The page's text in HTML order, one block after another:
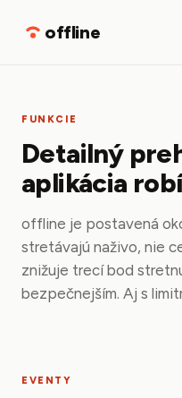
offline
FUNKCIE
Detailný
aplikácia
offline je postavená
stretávajú naživo, nie
znižuje trecí bod
bezpečnejším. Aj s
EVENTY